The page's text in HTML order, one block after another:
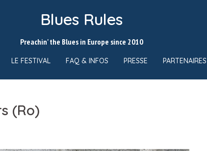
Blues Rules
Preachin' the Blues in Europe since 2010
LE FESTIVAL FAQ & INFOS PRESSE PARTENAIRES
(Ro)